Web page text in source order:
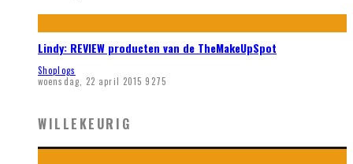
Lindy: REVIEW producten van de TheMakeUpSpot
Shoplogs
woensdag, 22 april 2015 9275
WILLEKEURIG